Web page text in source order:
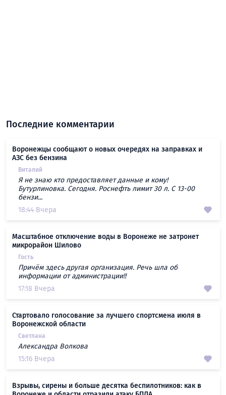
Последние комментарии
Воронежцы сообщают о новых очередях на заправках и
АЗС без бензина
Виталий
Я не знаю кто предоставляет данные и кому!
Бутурлиновка. Сегодня. Роснефть лимит 30 л. С 13-00
бензи...
18:44 Вчера
Масштабное отключение воды в Воронеже не затронет
микрорайон Шилово
Гость
Причём здесь другая организация. Речь шла об
информации от администрации!!
17:18 Вчера
Стартовало голосование за лучшего спортсмена июля в
Воронежской области
Светлана
Александра Волкова
15:16 Вчера
Взрывы, сирены и больше десятка беспилотников: как в